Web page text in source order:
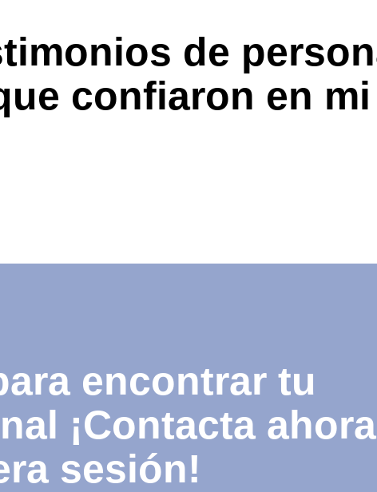
de
confiaron en mi
encontrar tu
¡Contacta ahora
sesión!